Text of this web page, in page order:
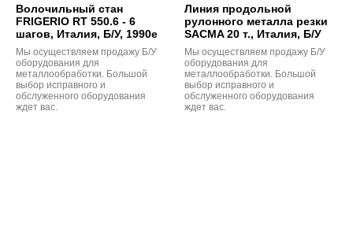
Волочильный стан
FRIGERIO RT 550.6 - 6
шагов, Италия, Б/У, 1990е
Мы осуществляем продажу Б/У
оборудования для
металлообработки. Большой
выбор исправного и
обслуженного оборудования
ждет вас.
Линия продольной
рулонного металла резки
SACMA 20 т., Италия, Б/У
Мы осуществляем продажу Б/У
оборудования для
металлообработки. Большой
выбор исправного и
обслуженного оборудования
ждет вас.